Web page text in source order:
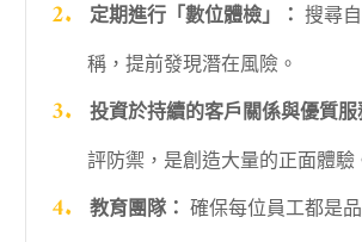
定期進行「數位體檢」： 搜尋
稱，提前發現潛在風險。
投資於持續的客戶關係與優質服
評防禦，是創造大量的正面體驗
教育團隊： 確保每位員工都是